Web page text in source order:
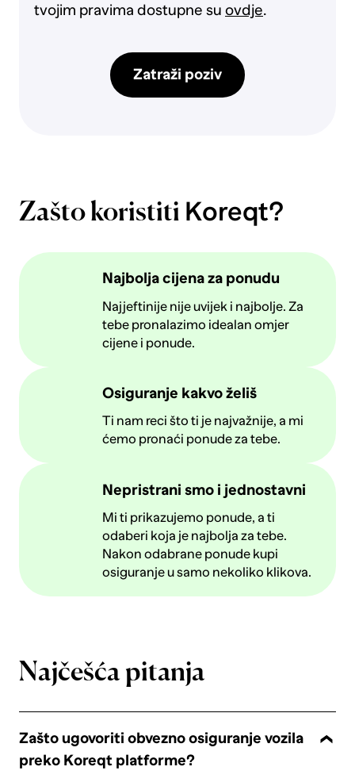
tvojim pravima dostupne su ovdje.
Zatraži poziv
Zašto koristiti Koreqt?
Najbolja cijena za ponudu
Najjeftinije nije uvijek i najbolje. Za
tebe pronalazimo idealan omjer
cijene i ponude.
Osiguranje kakvo želiš
Ti nam reci što ti je najvažnije, a mi
ćemo pronaći ponude za tebe.
Nepristrani smo i jednostavni
Mi ti prikazujemo ponude, a ti
odaberi koja je najbolja za tebe.
Nakon odabrane ponude kupi
osiguranje u samo nekoliko klikova.
Najčešća pitanja
Zašto ugovoriti obvezno osiguranje vozila
preko Koreqt platforme?